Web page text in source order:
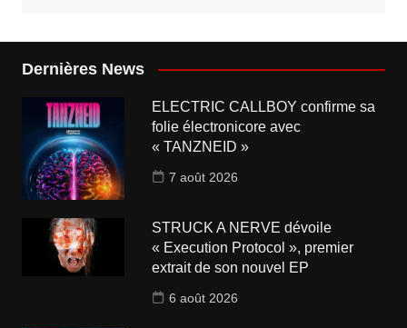
Dernières News
ELECTRIC CALLBOY confirme sa
folie électronicore avec
« TANZNEID »
7 août 2026
STRUCK A NERVE dévoile
« Execution Protocol », premier
extrait de son nouvel EP
6 août 2026